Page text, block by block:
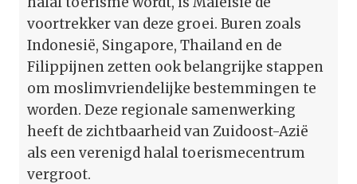
voortrekker van deze groei. Buren zoals
Indonesië, Singapore, Thailand en de
Filippijnen zetten ook belangrijke stappen
om moslimvriendelijke bestemmingen te
worden. Deze regionale samenwerking
heeft de zichtbaarheid van Zuidoost-Azië
als een verenigd halal toerismecentrum
vergroot.